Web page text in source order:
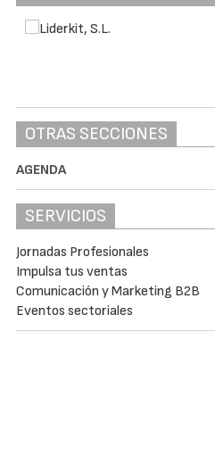
OTRAS SECCIONES
AGENDA
SERVICIOS
Jornadas Profesionales
Impulsa tus ventas
Comunicación y Marketing B2B
Eventos sectoriales